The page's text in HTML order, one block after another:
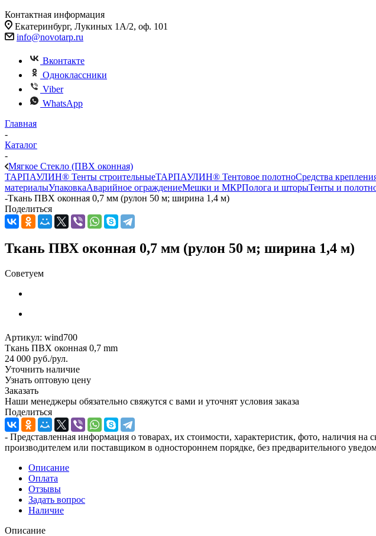
Контактная информация
Екатеринбург, Лукиных 1А/2, оф. 101
info@novotarp.ru
Вконтакте
Одноклассники
Viber
WhatsApp
Главная
-
Каталог
-
Мягкое Стекло (ПВХ оконная)
ТАРПАУЛИН® Тенты строительныеТАРПАУЛИН® Тентовое полотноСредства
материалыУпаковкаАварийное ограждениеМешки и МКРПолога и шторыТенты и
-Ткань ПВХ оконная 0,7 мм (рулон 50 м; ширина 1,4 м)
Поделиться
Ткань ПВХ оконная 0,7 мм (рулон 50 м; ширина 1,4 м)
Советуем
Артикул: wind700
Ткань ПВХ оконная 0,7 mm
24 000 руб./рул.
Уточнить наличие
Узнать оптовую цену
Заказать
Наши менеджеры обязательно свяжутся с вами и уточнят условия заказа
Поделиться
- Представленная информация о товарах, их стоимости, характеристик, фото, наличия
производителем или поставщиком в одностороннем порядке, без предварительного
Описание
Оплата
Отзывы
Задать вопрос
Наличие
Описание